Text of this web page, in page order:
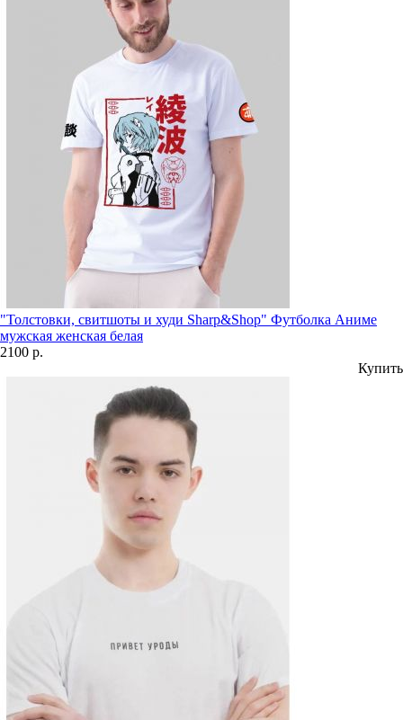
"Толстовки, свитшоты и худи Sharp&Shop" Футболка Аниме
мужская женская белая
2100 р.
Купить